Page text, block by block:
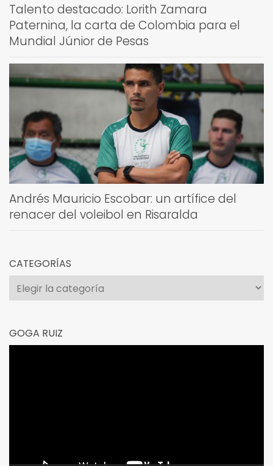
Talento destacado: Lorith Zamara
Paternina, la carta de Colombia para el
Mundial Júnior de Pesas
Andrés Mauricio Escobar: un artífice del
renacer del voleibol en Risaralda
CATEGORÍAS
Categorías
GOGA RUIZ